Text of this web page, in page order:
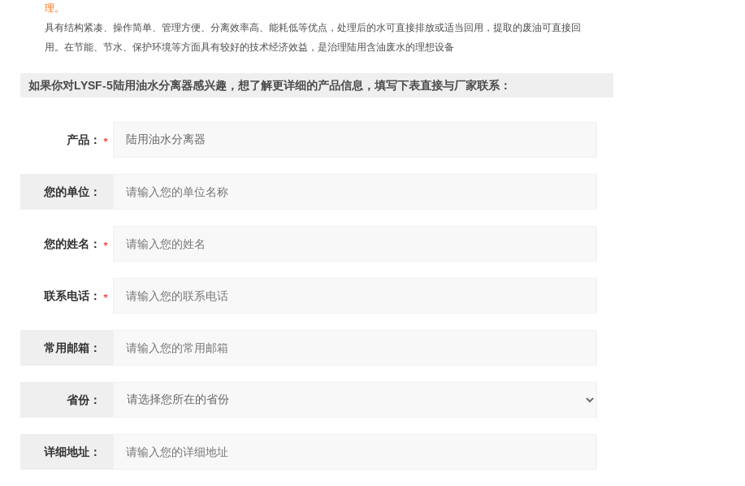
理。
具有结构紧凑、操作简单、管理方便、分离效率高、能耗低等优点，处理后的水可直接排放或适当回用，提取的废油可直接回
用。在节能、节水、保护环境等方面具有较好的技术经济效益，是治理陆用含油废水的理想设备
如果你对LYSF-5陆用油水分离器感兴趣，想了解更详细的产品信息，填写下表直接与厂家联系：
产品：
您的单位：
您的姓名：
联系电话：
常用邮箱：
省份：
详细地址：